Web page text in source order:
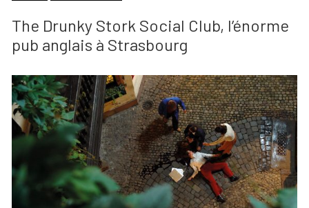
The Drunky Stork Social Club, l’énorme
pub anglais à Strasbourg